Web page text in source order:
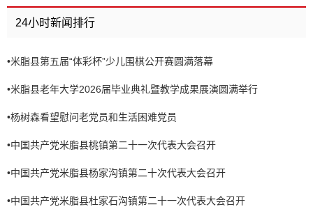
24小时新闻排行
•米脂县第五届“体彩杯”少儿围棋公开赛圆满落幕
•米脂县老年大学2026届毕业典礼暨教学成果展演圆满举行
•杨树森看望慰问老党员和生活困难党员
•中国共产党米脂县桃镇第二十一次代表大会召开
•中国共产党米脂县杨家沟镇第二十次代表大会召开
•中国共产党米脂县杜家石沟镇第二十一次代表大会召开